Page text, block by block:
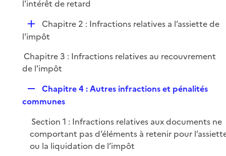
r i
e
r
é
i
r
l'intérêt de retard
D
é
l
i
Chapitre 2 : Infractions relatives a l’assiette de
l'impôt
Chapitre 3 : Infractions relatives au recouvrement
de l'impôt
e
l
i
e
Chapitre 4 : Autres infractions et pénalités
communes
Section 1 : Infractions relatives aux documents ne
comportant pas d’éléments à retenir pour
ou la liquidation de l’impôt